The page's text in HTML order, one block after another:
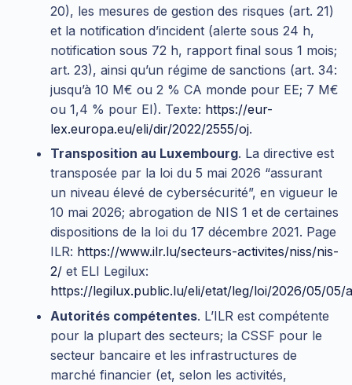
20), les mesures de gestion des risques (art. 21)
et la notification d’incident (alerte sous 24 h,
notification sous 72 h, rapport final sous 1 mois;
art. 23), ainsi qu’un régime de sanctions (art. 34:
jusqu’à 10 M€ ou 2 % CA monde pour EE; 7 M€
ou 1,4 % pour EI). Texte: https://eur-
lex.europa.eu/eli/dir/2022/2555/oj.
Transposition au Luxembourg. La directive est
transposée par la loi du 5 mai 2026 “assurant
un niveau élevé de cybersécurité”, en vigueur le
10 mai 2026; abrogation de NIS 1 et de certaines
dispositions de la loi du 17 décembre 2021. Page
ILR: https://www.ilr.lu/secteurs-activites/niss/nis-
2/ et ELI Legilux:
https://legilux.public.lu/eli/etat/leg/loi/2026/05/05/
Autorités compétentes. L’ILR est compétente
pour la plupart des secteurs; la CSSF pour le
secteur bancaire et les infrastructures de
marché financier (et, selon les activités,